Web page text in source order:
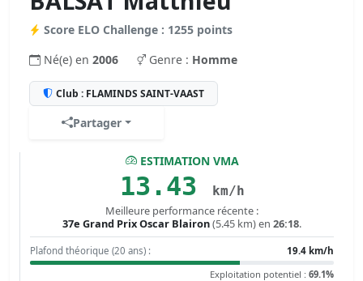
Score ELO Challenge : 1255 points
Né(e) en 2006 Genre : Homme
Club : FLAMINDS SAINT-VAAST
Partager
ESTIMATION VMA
13.43 km/h
Meilleure performance récente :
37e Grand Prix Oscar Blairon(5.45 km) en 26:18.
Plafond théorique (20 ans) :
19.4 km/h
Exploitation potentiel : 69.1%